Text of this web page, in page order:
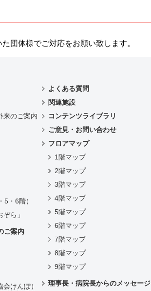
団体様でご対応をお願い致します。
来のご案内
・6階）
ら」
ご案内
けんぽ）
よくある質問
関連施設
コンテンツライブラリ
ご意見・お問い合わせ
フロアマップ
1階マップ
2階マップ
3階マップ
4階マップ
5階マップ
6階マップ
7階マップ
8階マップ
9階マップ
理事長・病院長からのメッセージ